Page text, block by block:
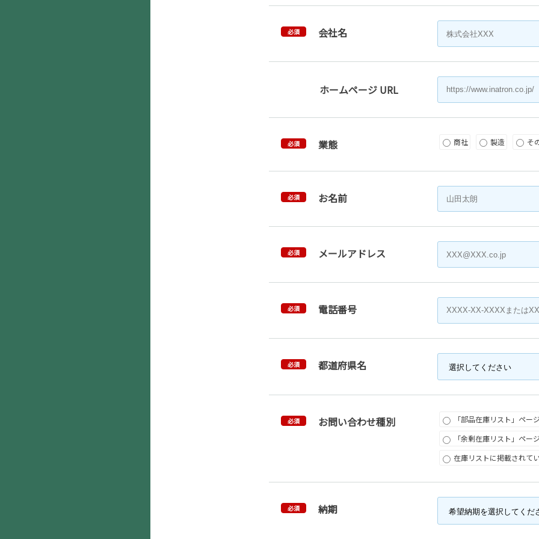
必須 会社名
ホームページ URL
必須 業態 商社 製造 そ
必須 お名前
必須 メールアドレス
必須 電話番号
必須 都道府県名
必須 お問い合わせ種別
「部品在庫リスト」ペー
「余剰在庫リスト」ペー
在庫リストに掲載されて
必須 納期